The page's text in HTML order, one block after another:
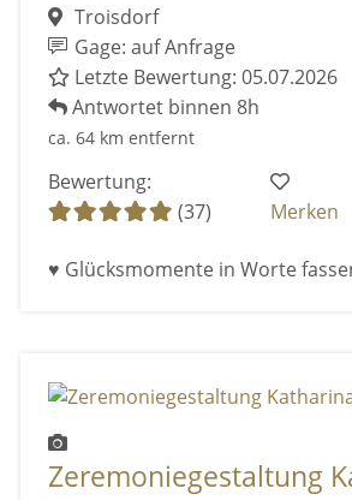
Troisdorf
Gage: auf Anfrage
Letzte Bewertung: 05.07.2026
Antwortet binnen 8h
ca. 64 km entfernt
Bewertung:
(37)
Merken
♥ Glücksmomente in Worte
Zeremoniegestaltung